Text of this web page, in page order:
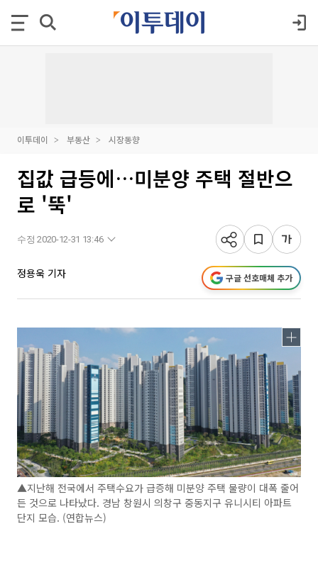
이투데이 부동산 시장동향
집값 급등에…미분양 주택 절반으
로 '뚝'
수정 2020-12-31 13:46
정용욱 기자 구글 선호매체 추가
▲지난해 전국에서 주택수요가 급증해 미분양 주택 물량이 대폭 줄어
든 것으로 나타났다. 경남 창원시 의창구 중동지구 유니시티 아파트
단지 모습. (연합뉴스)